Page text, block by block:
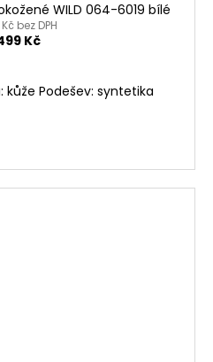
WILD 064-6019 bílé
bez DPH
Kč
kůže Podešev: syntetika